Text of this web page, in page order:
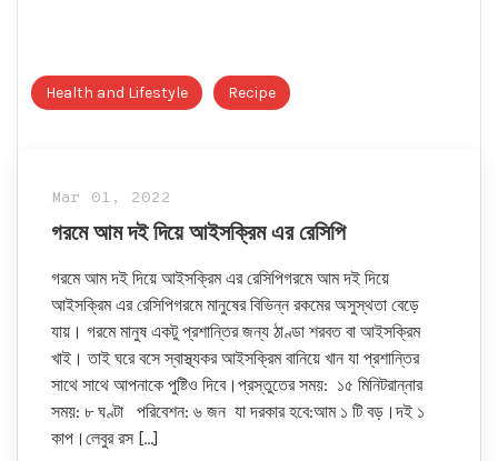
Health and Lifestyle Recipe
Mar 01, 2022
গরমে আম দই দিয়ে আইসক্রিম এর রেসিপি
গরমে আম দই দিয়ে আইসক্রিম এর রেসিপিগরমে আম দই দিয়ে
আইসক্রিম এর রেসিপিগরমে মানুষের বিভিন্ন রকমের অসুস্থতা বেড়ে
যায়। গরমে মানুষ একটু প্রশান্তির জন্য ঠাণ্ডা শরবত বা আইসক্রিম
খাই। তাই ঘরে বসে স্বাস্থ্যকর আইসক্রিম বানিয়ে খান যা প্রশান্তির
সাথে সাথে আপনাকে পুষ্টিও দিবে।প্রস্তুতের সময়: ১৫ মিনিটরান্নার
সময়: ৮ ঘণ্টা পরিবেশন: ৬ জন যা দরকার হবে:আম ১ টি বড়।দই ১
কাপ।লেবুর রস […]